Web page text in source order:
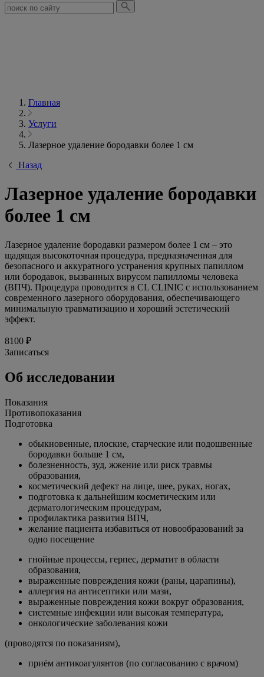
Главная
Услуги
Лазерное удаление бородавки более 1 см
Назад
Лазерное удаление бородавки
более 1 см
Лазерное удаление бородавки размером более 1 см – это
щадящая высокоточная процедура, предназначенная для
безопасного и аккуратного устранения крупных папиллом
или бородавок, вызванных вирусом папилломы человека
(ВПЧ). Процедура проводится в CL CLINIC с использованием
современного лазерного оборудования, обеспечивающего
минимальную травматизацию и хороший эстетический
эффект.
8100 ₽
Записаться
Об исследовании
Показания
Противопоказания
Подготовка
обыкновенные, плоские, старческие или подошвенные
бородавки больше 1 см,
болезненность, зуд, жжение или риск травмы
образования,
косметический дефект на лице, шее, руках, ногах,
подготовка к дальнейшим косметическим или
дерматологическим процедурам,
профилактика развития ВПЧ,
желание пациента избавиться от новообразований за
одно посещение
гнойные процессы, герпес, дерматит в области
образования,
выраженные повреждения кожи (раны, царапины),
аллергия на антисептики или мази,
выраженные повреждения кожи вокруг образования,
системные инфекции или высокая температура,
онкологические заболевания кожи
(проводятся по показаниям),
приём антикоагулянтов (по согласованию с врачом)